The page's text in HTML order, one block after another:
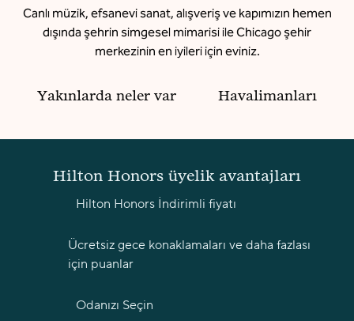
Canlı müzik, efsanevi sanat, alışveriş ve kapımızın hemen
dışında şehrin simgesel mimarisi ile Chicago şehir
merkezinin en iyileri için eviniz.
Yakınlarda neler var Havalimanları
Hilton Honors üyelik avantajları
Hilton Honors İndirimli fiyatı
Ücretsiz gece konaklamaları ve daha fazlası
için puanlar
Odanızı Seçin